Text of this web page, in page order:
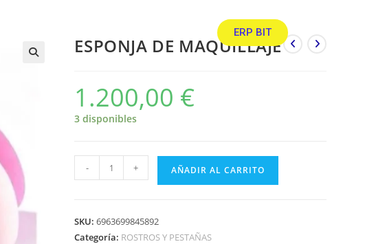
ERP BIT
ESPONJA DE MAQUILLAJE
1.200,00 €
3 disponibles
- + AÑADIR AL CARRITO
SKU:6963699845892
Categoría: ROSTROS Y PESTAÑAS